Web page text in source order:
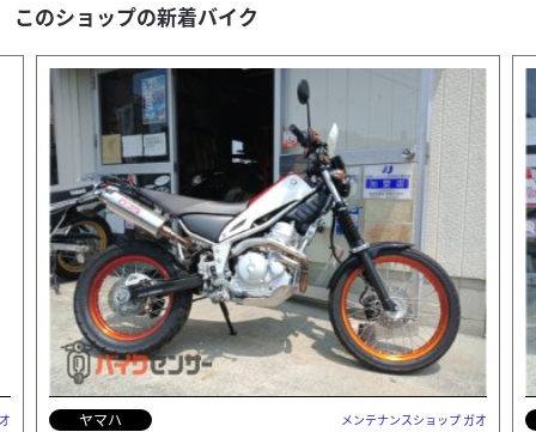
このショップの新着バイク
ガオ ヤマハ メンテナンスショップ ガオ